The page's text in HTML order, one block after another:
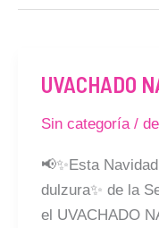
UVACHADO
Sin categoría/
📢✨Esta
dulzura✨ de la
el UVACHADO
UVACHADO